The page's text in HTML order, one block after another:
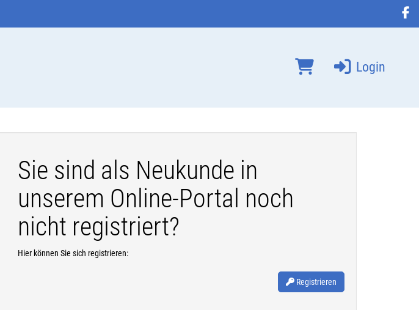
Login
Sie sind als Neukunde in
unserem Online-Portal noch
nicht registriert?
Hier können Sie sich registrieren:
Registrieren